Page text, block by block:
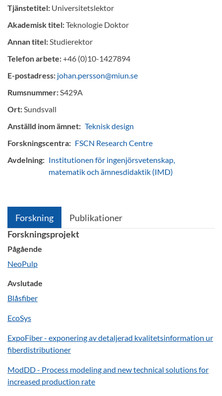
Tjänstetitel: Universitetslektor
Akademisk titel:Teknologie Doktor
Annan titel:Studierektor
Telefon arbete:+46 (0)10-1427894
E-postadress: johan.persson@miun.se
Rumsnummer:S429A
Ort:Sundsvall
Anställd inom ämnet: Teknisk design
Forskningscentra: FSCN Research Centre
Avdelning: Institutionen för ingenjörsvetenskap,
matematik och ämnesdidaktik (IMD)
Forskning
Publikationer
Forskningsprojekt
Pågående
NeoPulp
Avslutade
Blåsfiber
EcoSys
ExpoFiber - exponering av detaljerad kvalitetsinformation ur
fiberdistributioner
ModDD - Process modeling and new technical solutions for
increased production rate